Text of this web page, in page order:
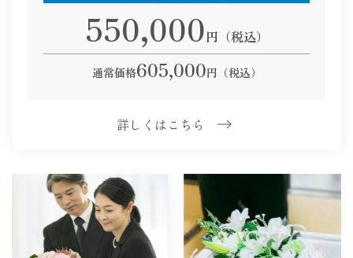
550,000円（税込）
通常価格605,000円（税込）
詳しくはこちら